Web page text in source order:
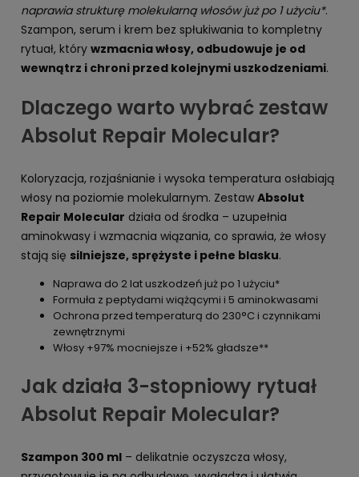
naprawia strukturę molekularną włosów już po 1 użyciu*.
Szampon, serum i krem bez spłukiwania to kompletny
rytuał, który wzmacnia włosy, odbudowuje je od
wewnątrz i chroni przed kolejnymi uszkodzeniami.
Dlaczego warto wybrać zestaw
Absolut Repair Molecular?
Koloryzacja, rozjaśnianie i wysoka temperatura osłabiają
włosy na poziomie molekularnym. Zestaw Absolut
Repair Molecular działa od środka – uzupełnia
aminokwasy i wzmacnia wiązania, co sprawia, że włosy
stają się silniejsze, sprężyste i pełne blasku.
Naprawa do 2 lat uszkodzeń już po 1 użyciu*
Formuła z peptydami wiążącymi i 5 aminokwasami
Ochrona przed temperaturą do 230°C i czynnikami
zewnętrznymi
Włosy +97% mocniejsze i +52% gładsze**
Jak działa 3-stopniowy rytuał
Absolut Repair Molecular?
Szampon 300 ml – delikatnie oczyszcza włosy,